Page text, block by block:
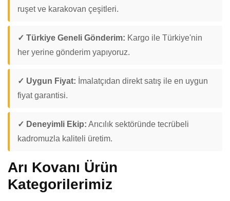
ruşet ve karakovan çeşitleri.
✓ Türkiye Geneli Gönderim: Kargo ile Türkiye'nin
her yerine gönderim yapıyoruz.
✓ Uygun Fiyat: İmalatçıdan direkt satış ile en uygun
fiyat garantisi.
✓ Deneyimli Ekip: Arıcılık sektöründe tecrübeli
kadromuzla kaliteli üretim.
Arı Kovanı Ürün
Kategorilerimiz